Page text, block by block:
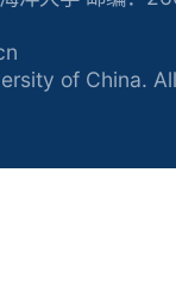
of China.